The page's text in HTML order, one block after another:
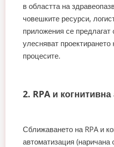
в областта на
човешките ресурси,
приложения се
улесняват
процесите.
2. RPA и
Сближаването на RPA и
автоматизация (наричана